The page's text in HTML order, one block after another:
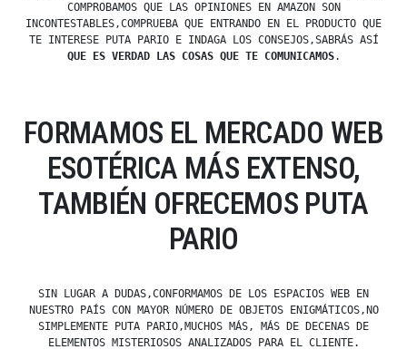
COMPROBAMOS QUE LAS OPINIONES EN AMAZON SON
INCONTESTABLES,COMPRUEBA QUE ENTRANDO EN EL PRODUCTO QUE
TE INTERESE PUTA PARIO E INDAGA LOS CONSEJOS,SABRÁS ASÍ
QUE ES VERDAD LAS COSAS QUE TE COMUNICAMOS.
FORMAMOS EL MERCADO WEB
ESOTÉRICA MÁS EXTENSO,
TAMBIÉN OFRECEMOS PUTA
PARIO
SIN LUGAR A DUDAS,CONFORMAMOS DE LOS ESPACIOS WEB EN
NUESTRO PAÍS CON MAYOR NÚMERO DE OBJETOS ENIGMÁTICOS,NO
SIMPLEMENTE PUTA PARIO,MUCHOS MÁS, MÁS DE DECENAS DE
ELEMENTOS MISTERIOSOS ANALIZADOS PARA EL CLIENTE.